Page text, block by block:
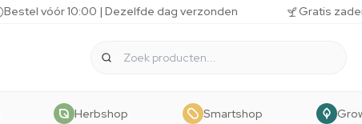
Bestel vóór 10:00 | Dezelfde dag verzonden Gratis
Herbshop Smartshop